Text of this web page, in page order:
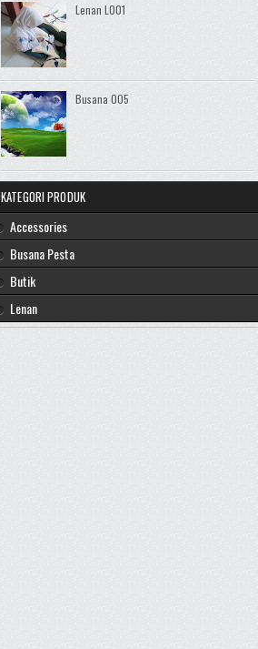
Lenan L001
Busana 005
KATEGORI PRODUK
Accessories
Busana Pesta
Butik
Lenan